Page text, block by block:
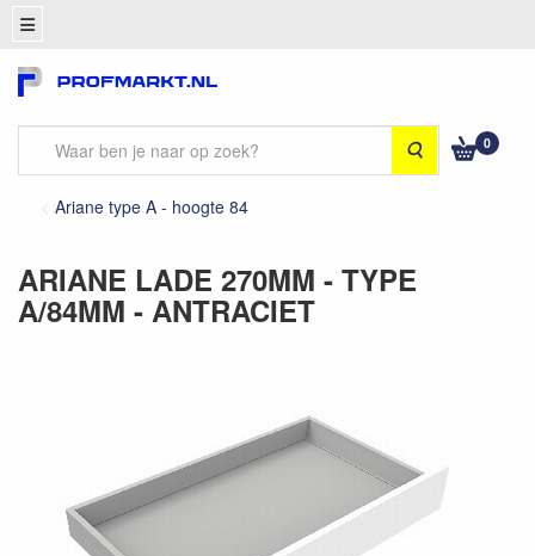
Zoeken 0
Ariane type A - hoogte 84
ARIANE LADE 270MM - TYPE
A/84MM - ANTRACIET